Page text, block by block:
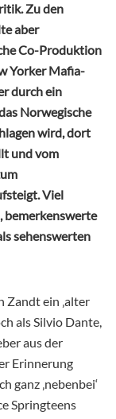
Zu den
aber
Co-Produktion
Yorker Mafia-
durch ein
Norwegische
wird, dort
und vom
Viel
bemerkenswerte
sehenswerten
Zandt ein ‚alter
als Silvio Dante,
aus der
Erinnerung
ganz ‚nebenbei‘
Springteens